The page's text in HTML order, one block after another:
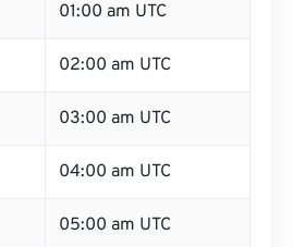
01:00 am UTC
02:00 am UTC
03:00 am UTC
04:00 am UTC
05:00 am UTC